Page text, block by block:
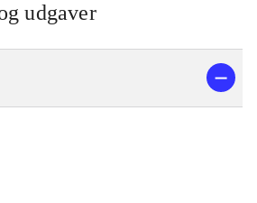
udgaver